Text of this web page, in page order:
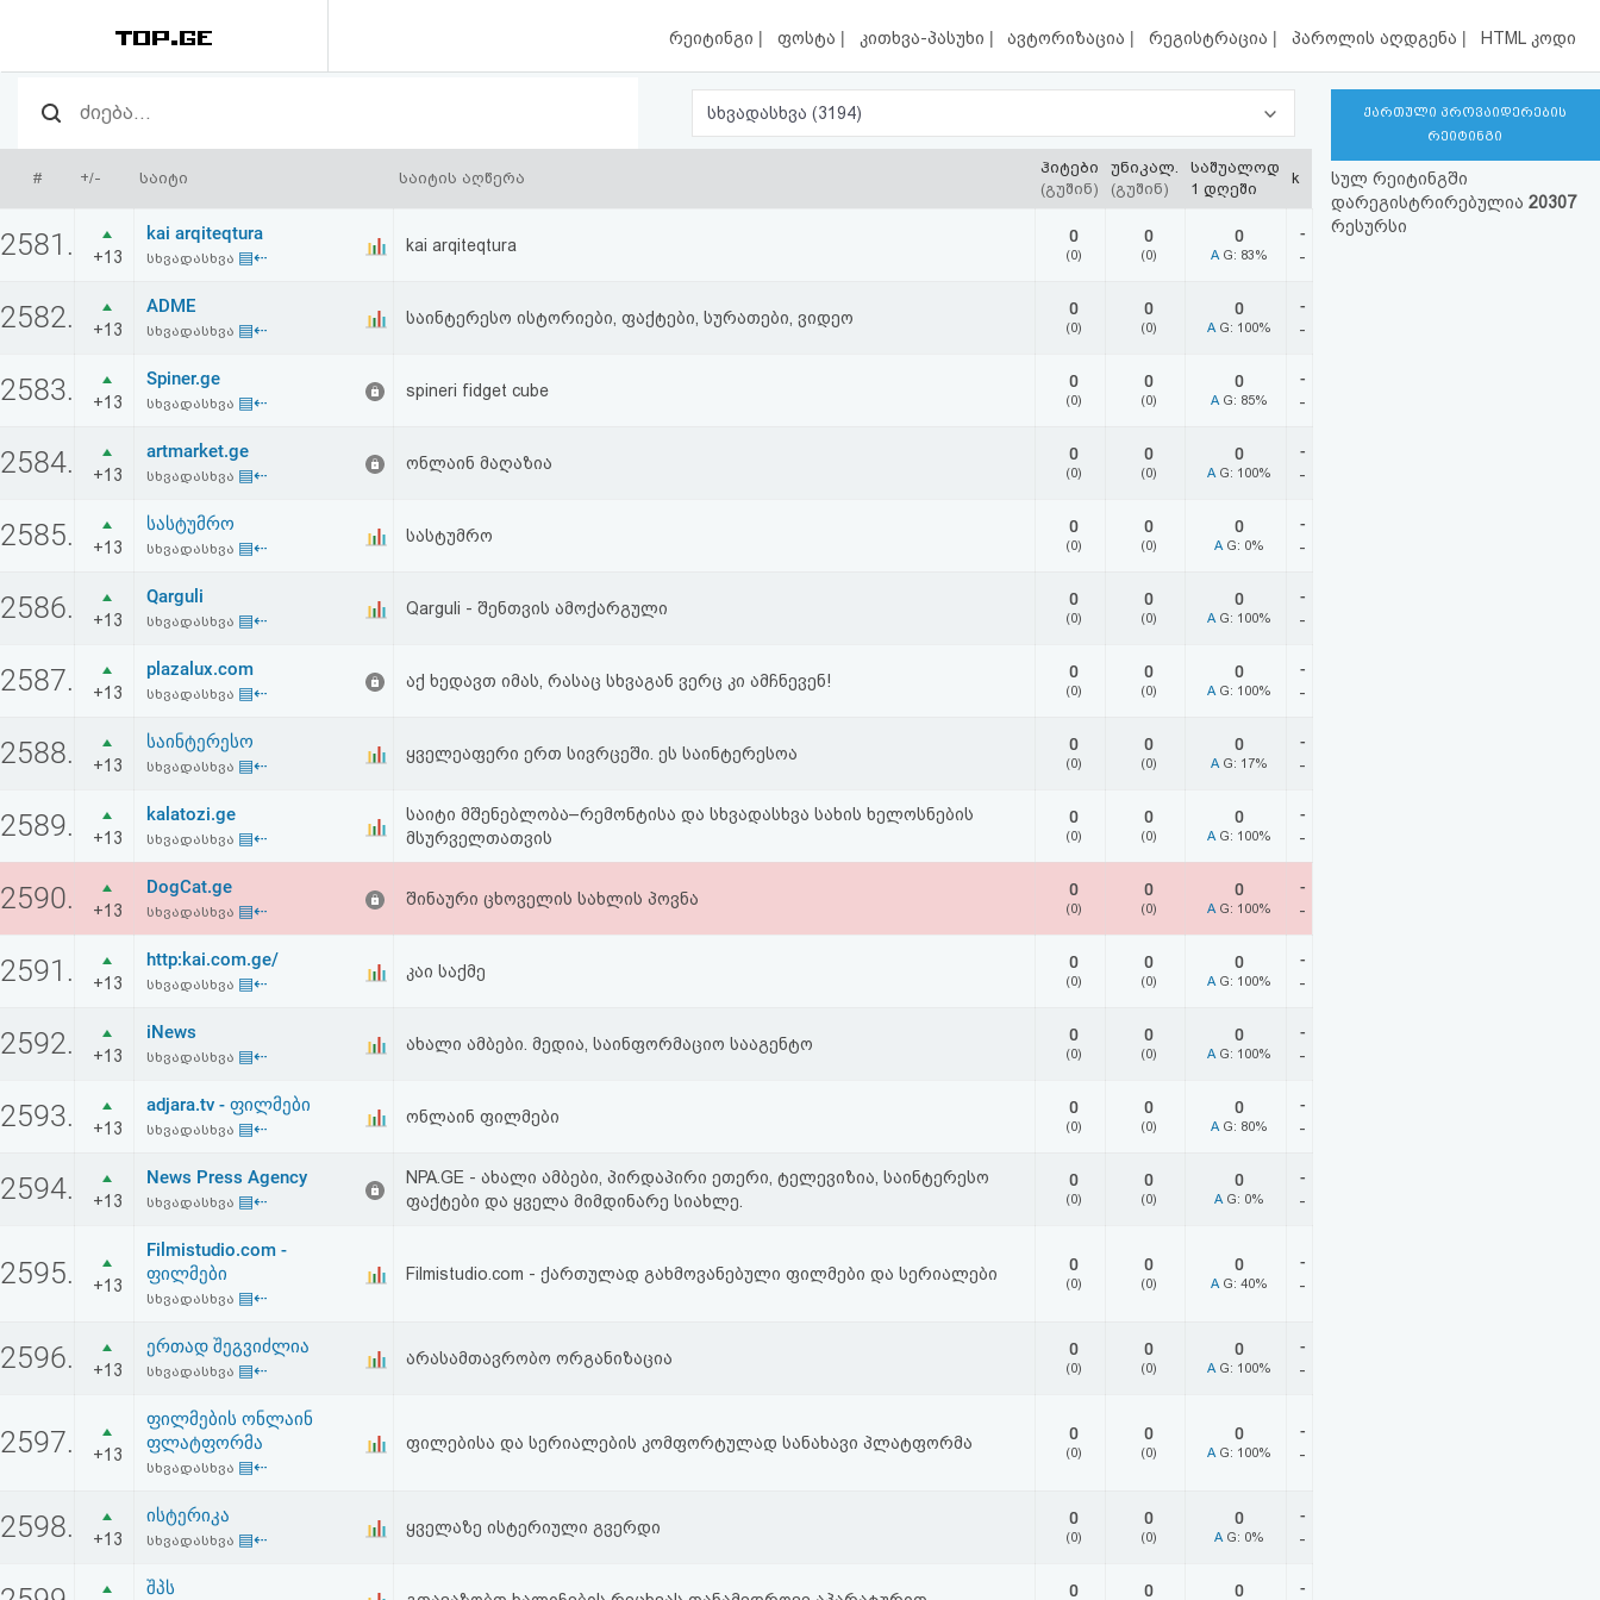
რეიტინგი | ფოსტა | კითხვა-პასუხი | ავტორიზაცია | რეგისტრაცია | პაროლის აღდგენა | HTML კოდი
რეიტინგი
(მთავარი)
ფოსტა
პასუხი
ავტორიზაცია
რეგისტრაცია
აღდგენა
HTML
შეთანხმება
და
პასუხისმგებლობის
უარყოფა
სხვადასხვა (3194)
# +/- საიტი საიტის აღწერა
ჰიტები
(გუშინ)
უნიკალ.
(გუშინ)
საშუალოდ
1 დღეში
k
2581. +13
kai arqiteqtura
სხვადასხვა ▤⇠
kai arqiteqtura 0
(0)
0
(0)
0
A G: 83%
-
-
2582. +13
ADME
სხვადასხვა ▤⇠
საინტერესო ისტორიები, ფაქტები, სურათები, ვიდეო 0
(0)
0
(0)
0
A G: 100%
-
-
2583. +13
Spiner.ge
სხვადასხვა ▤⇠
spineri fidget cube 0
(0)
0
(0)
0
A G: 85%
-
-
2584. +13
artmarket.ge
სხვადასხვა ▤⇠
ონლაინ მაღაზია 0
(0)
0
(0)
0
A G: 100%
-
-
2585. +13
სასტუმრო
სხვადასხვა ▤⇠
სასტუმრო 0
(0)
0
(0)
0
A G: 0%
-
-
2586. +13
Qarguli
სხვადასხვა ▤⇠
Qarguli - შენთვის ამოქარგული 0
(0)
0
(0)
0
A G: 100%
-
-
2587. +13
plazalux.com
სხვადასხვა ▤⇠
აქ ხედავთ იმას, რასაც სხვაგან ვერც კი ამჩნევენ! 0
(0)
0
(0)
0
A G: 100%
-
-
2588. +13
საინტერესო
სხვადასხვა ▤⇠
ყველეაფერი ერთ სივრცეში. ეს საინტერესოა 0
(0)
0
(0)
0
A G: 17%
-
-
2589. +13
kalatozi.ge
სხვადასხვა ▤⇠
საიტი მშენებლობა–რემონტისა და სხვადასხვა სახის ხელოსნების
მსურველთათვის
0
(0)
0
(0)
0
A G: 100%
-
-
2590. +13
DogCat.ge
სხვადასხვა ▤⇠
შინაური ცხოველის სახლის პოვნა 0
(0)
0
(0)
0
A G: 100%
-
-
2591. +13
http:kai.com.ge/
სხვადასხვა ▤⇠
კაი საქმე 0
(0)
0
(0)
0
A G: 100%
-
-
2592. +13
iNews
სხვადასხვა ▤⇠
ახალი ამბები. მედია, საინფორმაციო სააგენტო 0
(0)
0
(0)
0
A G: 100%
-
-
2593. +13
adjara.tv - ფილმები
სხვადასხვა ▤⇠
ონლაინ ფილმები 0
(0)
0
(0)
0
A G: 80%
-
-
2594. +13
News Press Agency
სხვადასხვა ▤⇠
NPA.GE - ახალი ამბები, პირდაპირი ეთერი, ტელევიზია, საინტერესო
ფაქტები და ყველა მიმდინარე სიახლე.
0
(0)
0
(0)
0
A G: 0%
-
-
2595. +13
Filmistudio.com -
ფილმები
სხვადასხვა ▤⇠
Filmistudio.com - ქართულად გახმოვანებული ფილმები და სერიალები 0
(0)
0
(0)
0
A G: 40%
-
-
2596. +13
ერთად შეგვიძლია
სხვადასხვა ▤⇠
არასამთავრობო ორგანიზაცია 0
(0)
0
(0)
0
A G: 100%
-
-
2597. +13
ფილმების ონლაინ
ფლატფორმა
სხვადასხვა ▤⇠
ფილებისა და სერიალების კომფორტულად სანახავი პლატფორმა 0
(0)
0
(0)
0
A G: 100%
-
-
2598. +13
ისტერიკა
სხვადასხვა ▤⇠
ყველაზე ისტერიული გვერდი 0
(0)
0
(0)
0
A G: 0%
-
-
შპს 0 0 0 -
ქართული პროვაიდერების
რეიტინგი
სულ რეიტინგში
დარეგისტრირებულია 20307
რესურსი